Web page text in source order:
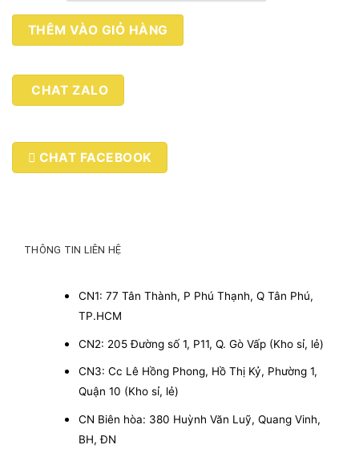
Vạn
sự
ý
004
THÊM VÀO GIỎ HÀNG
CHAT ZALO
CHAT FACEBOOK
THÔNG TIN LIÊN HỆ
CN1: 77 Tân Thành, P Phú Thạnh, Q Tân Phú,
TP.HCM
CN2: 205 Đường số 1, P11, Q. Gò Vấp (Kho sỉ, lẻ)
CN3: Cc Lê Hồng Phong, Hồ Thị Kỷ, Phường 1,
Quận 10 (Kho sỉ, lẻ)
CN Biên hòa: 380 Huỳnh Văn Luỹ, Quang Vinh,
BH, ĐN